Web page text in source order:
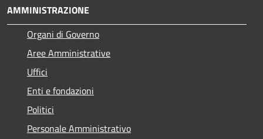
AMMINISTRAZIONE
Organi di Governo
Aree Amministrative
Uffici
Enti e fondazioni
Politici
Personale Amministrativo